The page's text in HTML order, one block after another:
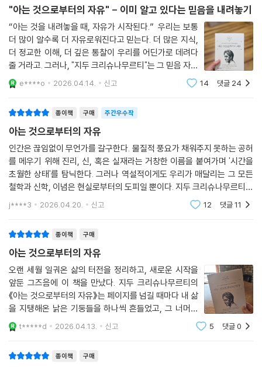
의 뿌리라고. 쾌락을 추구할수록 두려움은 깊어진다고. 관계를 파괴하는
것은 상대가 아니라 상대에 대해 내가 쌓아온 이미지라고. 사랑은 노력으
로 기를 수 있는 것이 아니라 두려움과 집착과 소유가 완전히 사라질 때 저
절로 생겨나는 것이라고. 전쟁, 혁명, 개혁, 법률, 이념. 이 모든 것으로 바
깥을 바꾸려 했지만 수레에서 제트기에 이르기까지 겉으로는 엄청나게 발
전했어도 내면적으로 인간은 조금도 변하지 않았다. 이 사실 앞에서 그는
묻는다. 그렇다면 완전히 다른 사회를 만들기 위해 우리가 할 수 있는 것은
답이 없다는 것이 이 책의 답이다
이 책에는 답이 없다. 크리슈나무르티 자신이 그것을 원하지 않았다. 만약
내가 당신에게 어떤 체계를 내놓고 당신이 그것을 따른다면 당신은 그저
복사하고 모방하고 순응하는 것에 불과하다. 그렇게 하면 당신 안에 또 다
른 권위를 세우는 것이고 당신과 그 권위 사이에 갈등이 생긴다. 그래서 당
한 것은 이념이 아니라 지금 이 순간의 당신이다. 그는 어떤 체계도 제시하
지 않는다. 새로운 철학도, 새로운 종교도, 실재에 이르는 새로운 길도 없
다. 권위에 기대지 말고 전통에 기대지 말고 자신의 말에도 기대지 말라고
했다. 그저 보라고 한다. 지금 이 순간 자신 안에서 일어나고 있는 것을 살
아 있는 눈으로. 고치려 하지도 않고 판단하지도 않으면서. 무언가를 고치
려는 순간 또 다른 권위를, 내면의 검열자를 세우는 것이기 때문이다.
기획자가 이 책을 옮긴 방식
기획자 서진은 이 작업을 이렇게 말한다.
"아는 것으로부터의 자유" - 이미 알고 있다는 믿음을 내려놓기
“아는 것을 내려놓을 때, 자유가 시작된다.” 우리는 보통
더 많이 알수록 더 자유로워진다고 믿는다. 더 많은 지식,
더 정교한 이해, 더 깊은 통찰이 우리를 어딘가로 데려다
줄 거라고. 그러나, "지두 크리슈나무르티"는 그 믿음 자체
를 정면으로 흔들어놓는다. 『아는 것으로부터의 자유』는
제목부터가 도발이다. 더 많이 알려는 게 아니라, 이미 알
e****o 2026.04.14. 신고 14 댓글 24
종이책 구매 주간우수작
아는 것으로부터의 자유
인간은 끊임없이 무언가를 갈구한다. 물질적 풍요가 채워주지 못하는 공허
를 메우기 위해 진리, 신, 혹은 실재라는 거창한 이름을 붙여가며 '시간을
초월한 상태'를 탐닉한다. 그러나 역설적이게도 우리가 매달리는 그 모든
철학과 신학, 이념은 현실로부터의 도피일 뿐이다. 지두 크리슈나무르티의
저작 《아는 것으로부터의 자유》는 이 지점에서 날카로운 죽비처럼 우리의
의식을 내리
j****3 2026.04.20. 신고 12 댓글11
종이책 구매
아는 것으로부터의 자유
오랜 세월 일궈온 삶의 터전을 정리하고, 새로운 시작을
앞둔 그즈음에 이 책을 만났다. 지두 크리슈나무르티의
《아는 것으로부터의 자유》는 페이지를 넘길 때마다 내 삶
을 지탱해온 낡은 기둥들을 하나씩 흔들었고, 그 너머로
내가 미처 보지 못했던 풍경을 조용히 열어 보여주었다.
평소 깊이 신뢰하던 출판사 스노우폭스북스의 이름에 이
t*****d 2026.04.13. 신고 5 댓글0
종이책 구매